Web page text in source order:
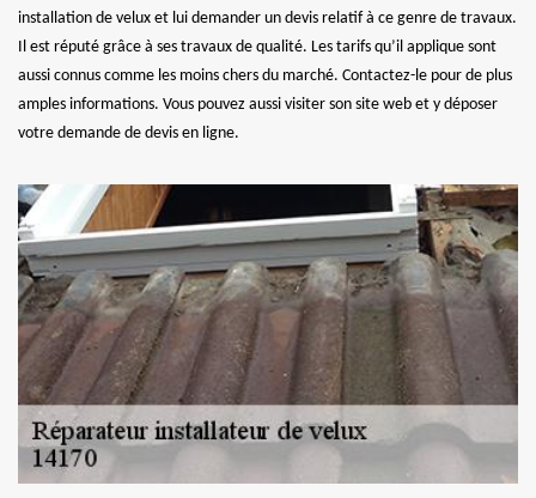
installation de velux et lui demander un devis relatif à ce genre de travaux.
Il est réputé grâce à ses travaux de qualité. Les tarifs qu’il applique sont
aussi connus comme les moins chers du marché. Contactez-le pour de plus
amples informations. Vous pouvez aussi visiter son site web et y déposer
votre demande de devis en ligne.